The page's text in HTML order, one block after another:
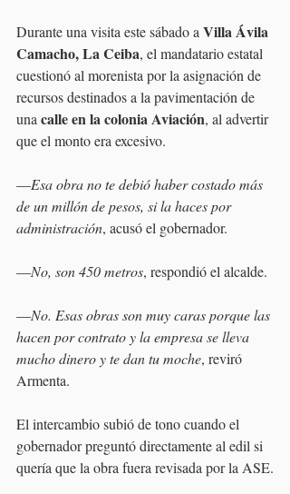
Durante una visita este sábado a Villa Ávila
Camacho, La Ceiba, el mandatario estatal
cuestionó al morenista por la asignación de
recursos destinados a la pavimentación de
una calle en la colonia Aviación, al advertir
que el monto era excesivo.
—Esa obra no te debió haber costado más
de un millón de pesos, si la haces por
administración, acusó el gobernador.
—No, son 450 metros, respondió el alcalde.
—No. Esas obras son muy caras porque las
hacen por contrato y la empresa se lleva
mucho dinero y te dan tu moche, reviró
Armenta.
El intercambio subió de tono cuando el
gobernador preguntó directamente al edil si
quería que la obra fuera revisada por la ASE.